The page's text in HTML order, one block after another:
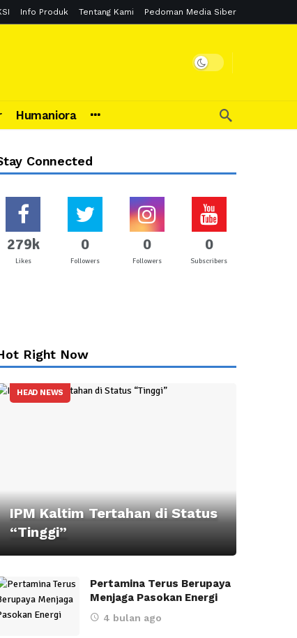
Info Produk Tentang Kami Pedoman Media Siber
Humaniora
Connected
279k
Likes
0
Followers
0
Followers
0
Subscribers
Right Now
HEAD NEWS
IPM Kaltim Tertahan di Status
“Tinggi”
Pertamina Terus Berupaya
Menjaga Pasokan Energi
4 bulan ago